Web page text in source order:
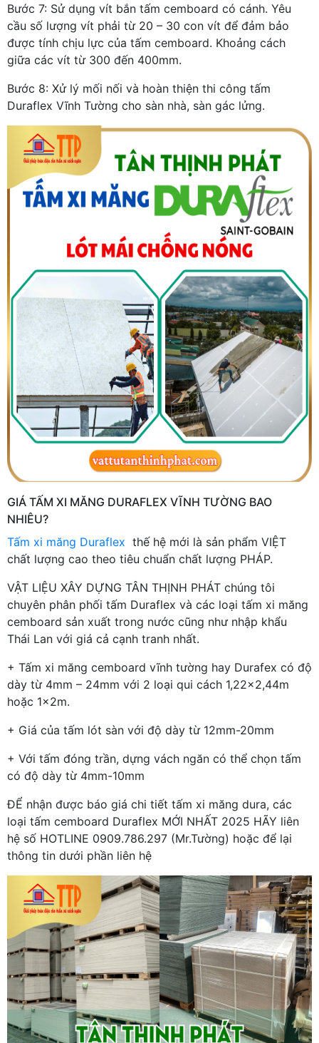
Bước 7: Sử dụng vít bắn tấm cemboard có cánh. Yêu
cầu số lượng vít phải từ 20 – 30 con vít để đảm bảo
được tính chịu lực của tấm cemboard. Khoảng cách
giữa các vít từ 300 đến 400mm.
Bước 8: Xử lý mối nối và hoàn thiện thi công tấm
Duraflex Vĩnh Tường cho sàn nhà, sàn gác lửng.
GIÁ TẤM XI MĂNG DURAFLEX VĨNH TƯỜNG BAO
NHIÊU?
Tấm xi măng Duraflex thế hệ mới là sản phẩm VIỆT
chất lượng cao theo tiêu chuẩn chất lượng PHÁP.
VẬT LIỆU XÂY DỰNG TÂN THỊNH PHÁT chúng tôi
chuyên phân phối tấm Duraflex và các loại tấm xi măng
cemboard sản xuất trong nước cũng như nhập khẩu
Thái Lan với giá cả cạnh tranh nhất.
+ Tấm xi măng cemboard vĩnh tường hay Durafex có độ
dày từ 4mm – 24mm với 2 loại qui cách 1,22x2,44m
hoặc 1x2m.
+ Giá của tấm lót sàn với độ dày từ 12mm-20mm
+ Với tấm đóng trần, dựng vách ngăn có thể chọn tấm
có độ dày từ 4mm-10mm
ĐỂ nhận được báo giá chi tiết tấm xi măng dura, các
loại tấm cemboard Duraflex MỚI NHẤT 2025 HÃY liên
hệ số HOTLINE 0909.786.297 (Mr.Tường) hoặc để lại
thông tin dưới phần liên hệ